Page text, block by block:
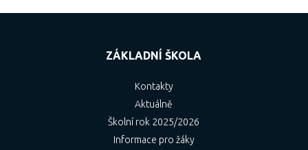
ZÁKLADNÍ ŠKOLA
Kontakty
Aktuálně
Školní rok 2025/2026
Informace pro žáky